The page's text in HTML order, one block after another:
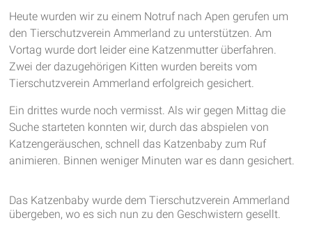
Luft
und
viel
Bewegung
Heute wurden wir zu einem Notruf nach Apen gerufen um
den Tierschutzverein Ammerland zu unterstützen. Am
Vortag wurde dort leider eine Katzenmutter überfahren.
Zwei der dazugehörigen Kitten wurden bereits vom
Tierschutzverein Ammerland erfolgreich gesichert.
Ein drittes wurde noch vermisst. Als wir gegen Mittag die
Suche starteten konnten wir, durch das abspielen von
Katzengeräuschen, schnell das Katzenbaby zum Ruf
animieren. Binnen weniger Minuten war es dann gesichert.
Das Katzenbaby wurde dem Tierschutzverein Ammerland
übergeben, wo es sich nun zu den Geschwistern gesellt.